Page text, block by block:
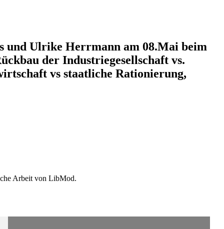
und Ulrike Herrmann am 08.Mai beim
der Indus­trie­ge­sell­schaft vs.
vs staat­liche Ratio­nierung,
Arbeit von LibMod.